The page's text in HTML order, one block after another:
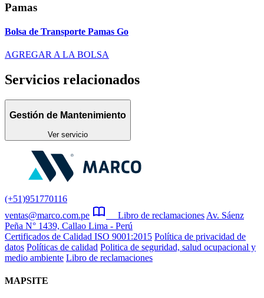
Pamas
Bolsa de Transporte Pamas Go
AGREGAR A LA BOLSA
Servicios relacionados
Gestión de Mantenimiento
Ver servicio
(+51)951770116
ventas@marco.com.pe
Libro de reclamaciones Av. Sáenz
Peña N° 1439, Callao Lima - Perú
Certificados de Calidad ISO 9001:2015 Política de privacidad de
datos Políticas de calidad Politica de seguridad, salud ocupacional y
medio ambiente Libro de reclamaciones
MAPSITE